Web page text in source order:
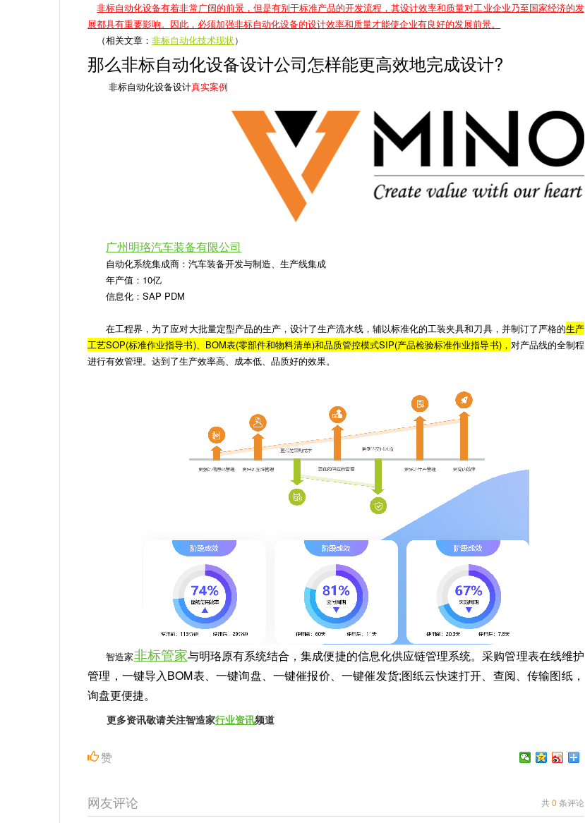
非标自动化设备有着非常广阔的前景，但是有别于标准产品的开发流程，其设计效率和质量对工业企业乃至国家经济的发
展都具有重要影响。因此，必须加强非标自动化设备的设计效率和质量才能使企业有良好的发展前景。
（相关文章：非标自动化技术现状）
那么非标自动化设备设计公司怎样能更高效地完成设计?
非标自动化设备设计真实案例
广州明珞汽车装备有限公司
自动化系统集成商：汽车装备开发与制造、生产线集成
年产值：10亿
信息化：SAP PDM
在工程界，为了应对大批量定型产品的生产，设计了生产流水线，辅以标准化的工装夹具和刀具，并制订了严格的生产
工艺SOP(标准作业指导书)、BOM表(零部件和物料清单)和品质管控模式SIP(产品检验标准作业指导书)， 对产品线的全制程
进行有效管理。达到了生产效率高、成本低、品质好的效果。
智造家非标管家与明珞原有系统结合，集成便捷的信息化供应链管理系统。采购管理表在线维护
管理，一键导入BOM表、一键询盘、一键催报价、一键催发货;图纸云快速打开、查阅、传输图纸，
询盘更便捷。
更多资讯敬请关注智造家行业资讯频道
赞
网友评论 共0 条评论